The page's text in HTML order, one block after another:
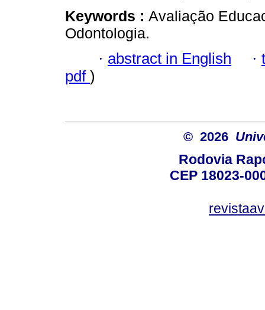
Keywords : Avaliação
Odontologia.
· abstract in English ·
pdf )
© 2026
Rodovia
CEP 18023-